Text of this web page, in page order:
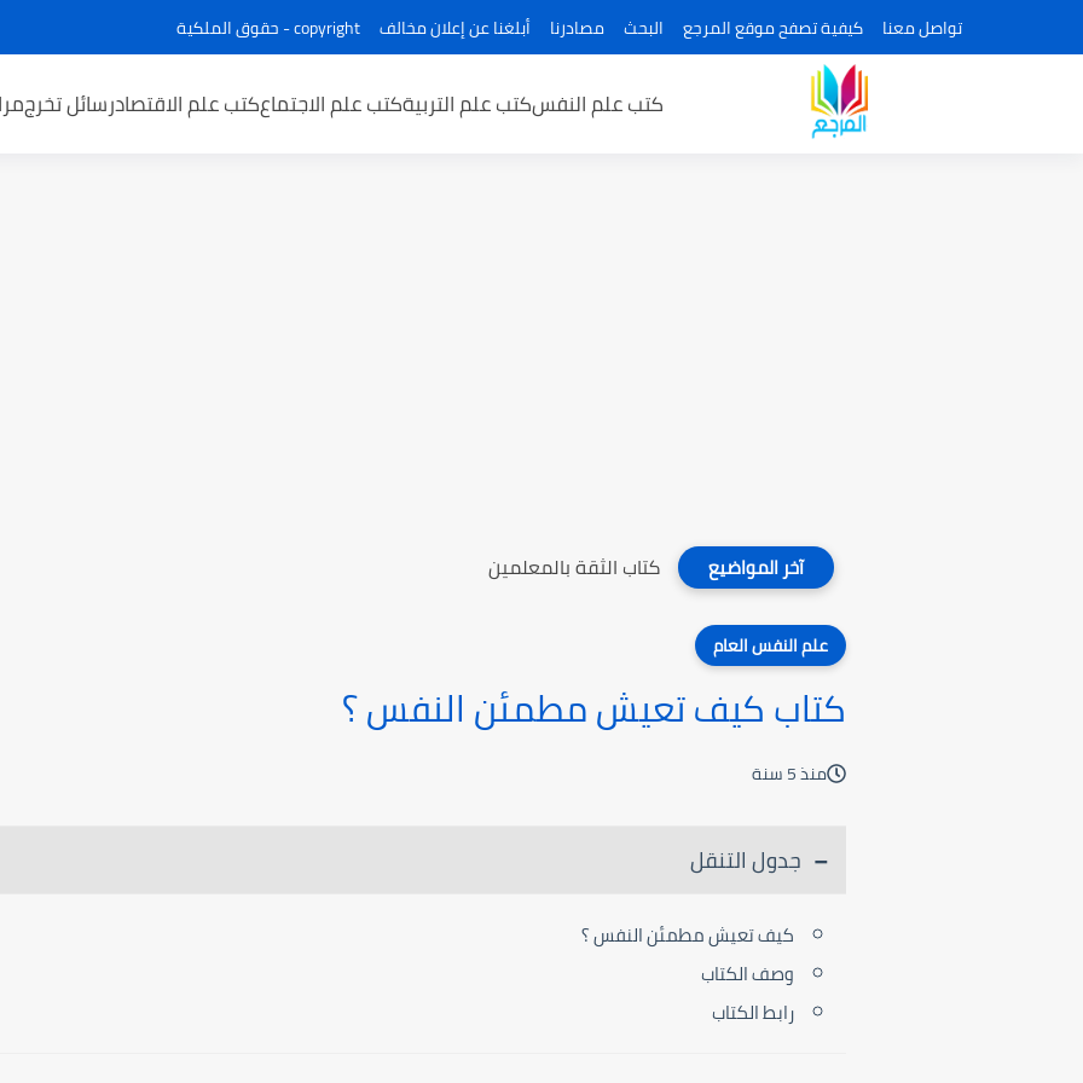
تواصل معنا كيفية تصفح موقع المرجع البحث مصادرنا أبلغنا عن إعلان مخالف copyright - حقوق الملكية
كتب علم النفسكتب علم التربيةكتب علم الاجتماعكتب علم الاقتصادرسائل تخرج
آخر المواضيع كتاب الثقة بالمعلمين
علم النفس العام
كتاب كيف تعيش مطمئن النفس ؟
منذ 5 سنة
جدول التنقل
كيف تعيش مطمئن النفس ؟
وصف الكتاب
رابط الكتاب